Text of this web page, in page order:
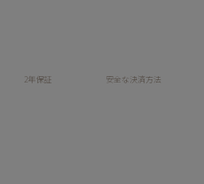
2年保証 安全な決済方法